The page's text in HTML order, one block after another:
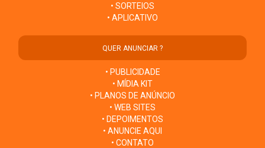
• SORTEIOS
• APLICATIVO
QUER ANUNCIAR ?
• PUBLICIDADE
• MÍDIA KIT
• PLANOS DE ANÚNCIO
• WEB SITES
• DEPOIMENTOS
• ANUNCIE AQUI
• CONTATO